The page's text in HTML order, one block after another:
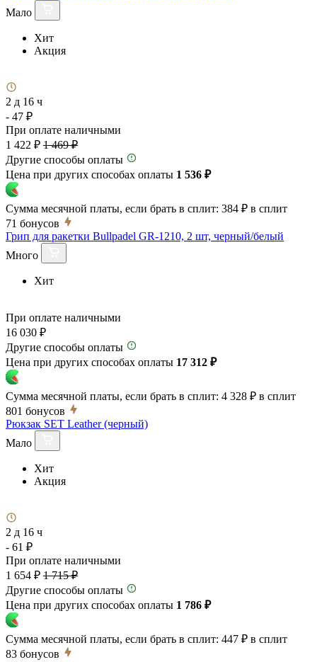
Мало
Хит
Акция
2 д 16 ч
- 47 ₽
При оплате наличными
1 422 ₽ 1 469 ₽
Другие способы оплаты
Цена при других способах оплаты 1 536 ₽
Сумма месячной платы, если брать в сплит: 384 ₽ в сплит
71 бонусов
Грип для ракетки Bullpadel GR-1210, 2 шт, черный/белый
Много
Хит
При оплате наличными
16 030 ₽
Другие способы оплаты
Цена при других способах оплаты 17 312 ₽
Сумма месячной платы, если брать в сплит: 4 328 ₽ в сплит
801 бонусов
Рюкзак SET Leather (черный)
Мало
Хит
Акция
2 д 16 ч
- 61 ₽
При оплате наличными
1 654 ₽ 1 715 ₽
Другие способы оплаты
Цена при других способах оплаты 1 786 ₽
Сумма месячной платы, если брать в сплит: 447 ₽ в сплит
83 бонусов